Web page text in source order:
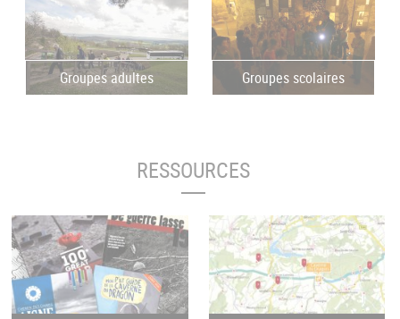
Groupes adultes Groupes scolaires
RESSOURCES